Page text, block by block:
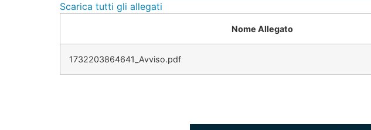
Scarica tutti gli allegati
Nome Allegato
1732203864641_Avviso.pdf